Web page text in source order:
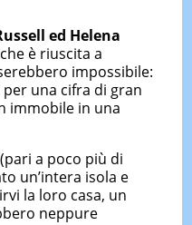
ed Helena
è riuscita a
impossibile:
una cifra di gran
immobile in una
(pari a poco più di
un’intera isola e
la loro casa, un
neppure